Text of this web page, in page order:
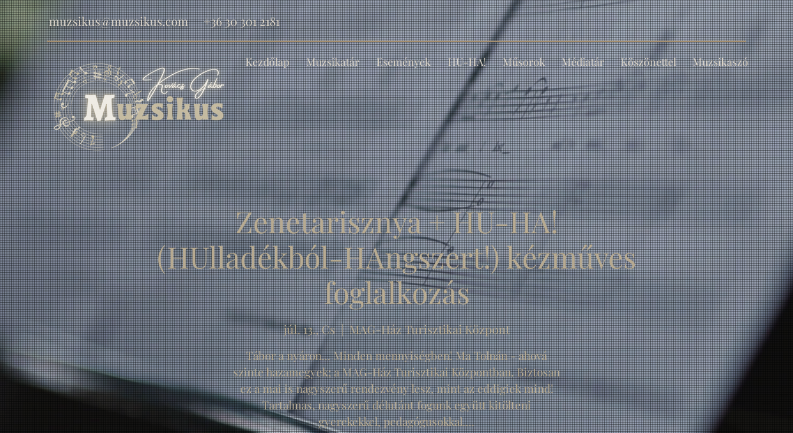
muzsikus@muzsikus.com +36 30 301 2181
Kezdőlap Muzsikatár Események HU-HA! Műsorok Médiatár Köszönettel Muzsikaszó
Zenetarisznya + HU-HA!
(HUlladékból-HAngszert!) kézműves
foglalkozás
júl. 13., Cs
  |
MAG-Ház Turisztikai Központ
Tábor a nyáron... Minden mennyiségben! Ma Tolnán - ahová
szinte hazamegyek; a MAG-Ház Turisztikai Központban. Biztosan
ez a mai is nagyszerű rendezvény lesz, mint az eddigiek mind!
Tartalmas, nagyszerű délutánt fogunk együtt kitölteni
gyerekekkel, pedagógusokkal....